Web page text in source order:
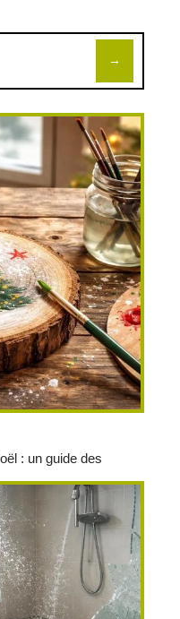
: un guide des